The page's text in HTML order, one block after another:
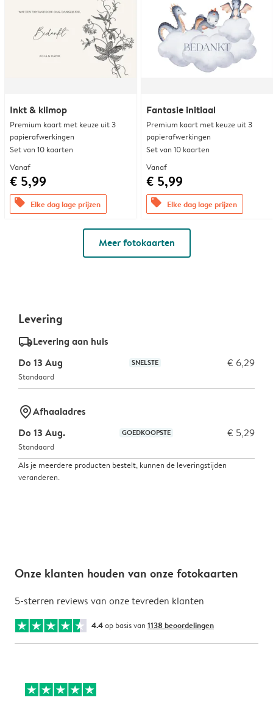
Inkt & klimop
Premium kaart met keuze uit 3
papierafwerkingen
Set van 10 kaarten
Vanaf
€ 5,99
offers Elke dag lage prijzen
Fantasie initiaal
Premium kaart met keuze uit 3
papierafwerkingen
Set van 10 kaarten
Vanaf
€ 5,99
offers Elke dag lage prijzen
Meer fotokaarten
Levering
delivery_standard_v2Levering aan huis
Do 13 Aug
SNELSTE € 6,29
Standaard
marker-pinAfhaaladres
Do 13 Aug.
GOEDKOOPSTE € 5,29
Standaard
Als je meerdere producten bestelt, kunnen de leveringstijden
veranderen.
Onze klanten houden van onze fotokaarten
5-sterren reviews van onze tevreden klanten
4.4op basis van 1138 beoordelingen